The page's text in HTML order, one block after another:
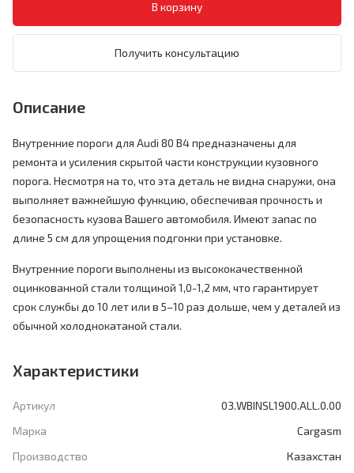
Получить консультацию
Описание
Внутренние пороги для Audi 80 B4 предназначены для
ремонта и усиления скрытой части конструкции кузовного
порога. Несмотря на то, что эта деталь не видна снаружи, она
выполняет важнейшую функцию, обеспечивая прочность и
безопасность кузова Вашего автомобиля. Имеют запас по
длине 5 см для упрощения подгонки при установке.
Внутренние пороги выполнены из высококачественной
оцинкованной стали толщиной 1,0-1,2 мм, что гарантирует
срок службы до 10 лет или в 5–10 раз дольше, чем у деталей из
обычной холоднокатаной стали.
Характеристики
Артикул
03.WBINSL1900.ALL.0.00
Марка
Cargasm
Производство
Казахстан